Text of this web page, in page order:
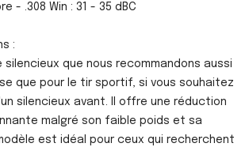
- .308 Win : 31 - 35 dBC
:
silencieux que nous recommandons aussi
que pour le tir sportif, si vous souhaitez
silencieux avant. Il offre une réduction
malgré son faible poids et sa
est idéal pour ceux qui recherchent